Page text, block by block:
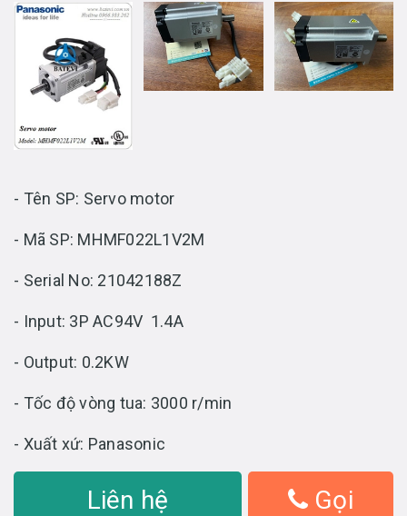
- Tên SP: Servo motor
- Mã SP: MHMF022L1V2M
- Serial No: 21042188Z
- Input: 3P AC94V 1.4A
- Output: 0.2KW
- Tốc độ vòng tua: 3000 r/min
- Xuất xứ: Panasonic
Liên hệ Gọi